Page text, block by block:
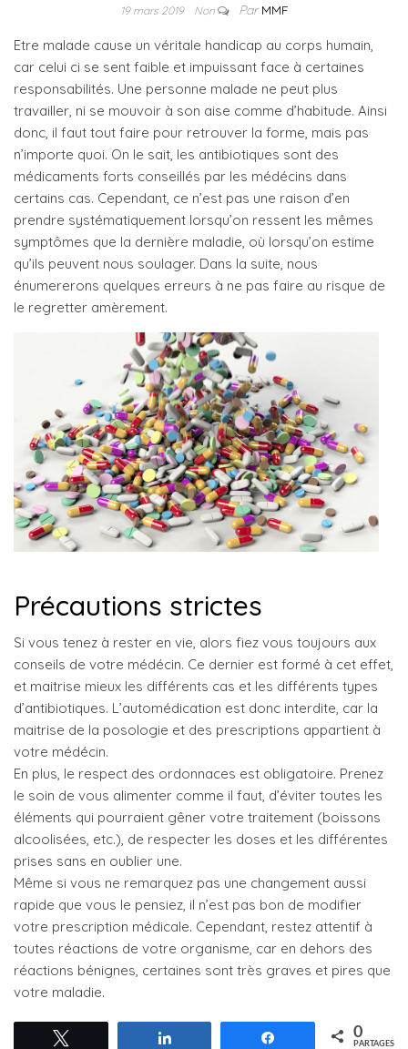
19 mars 2019 Non ParMMF
Etre malade cause un véritale handicap au corps humain,
car celui ci se sent faible et impuissant face à certaines
responsabilités. Une personne malade ne peut plus
travailler, ni se mouvoir à son aise comme d’habitude. Ainsi
donc, il faut tout faire pour retrouver la forme, mais pas
n’importe quoi. On le sait, les antibiotiques sont des
médicaments forts conseillés par les médécins dans
certains cas. Cependant, ce n’est pas une raison d’en
prendre systématiquement lorsqu’on ressent les mêmes
symptômes que la dernière maladie, où lorsqu’on estime
qu’ils peuvent nous soulager. Dans la suite, nous
énumererons quelques erreurs à ne pas faire au risque de
le regretter amèrement.
Précautions strictes
Si vous tenez à rester en vie, alors fiez vous toujours aux
conseils de votre médécin. Ce dernier est formé à cet effet,
et maitrise mieux les différents cas et les différents types
d’antibiotiques. L’automédication est donc interdite, car la
maitrise de la posologie et des prescriptions appartient à
votre médécin.
En plus, le respect des ordonnaces est obligatoire. Prenez
le soin de vous alimenter comme il faut, d’éviter toutes les
éléments qui pourraient gêner votre traitement (boissons
alcoolisées, etc.), de respecter les doses et les différentes
prises sans en oublier une.
Même si vous ne remarquez pas une changement aussi
rapide que vous le pensiez, il n’est pas bon de modifier
votre prescription médicale. Cependant, restez attentif à
toutes réactions de votre organisme, car en dehors des
réactions bénignes, certaines sont très graves et pires que
votre maladie.
Partagez 0
PARTAGES